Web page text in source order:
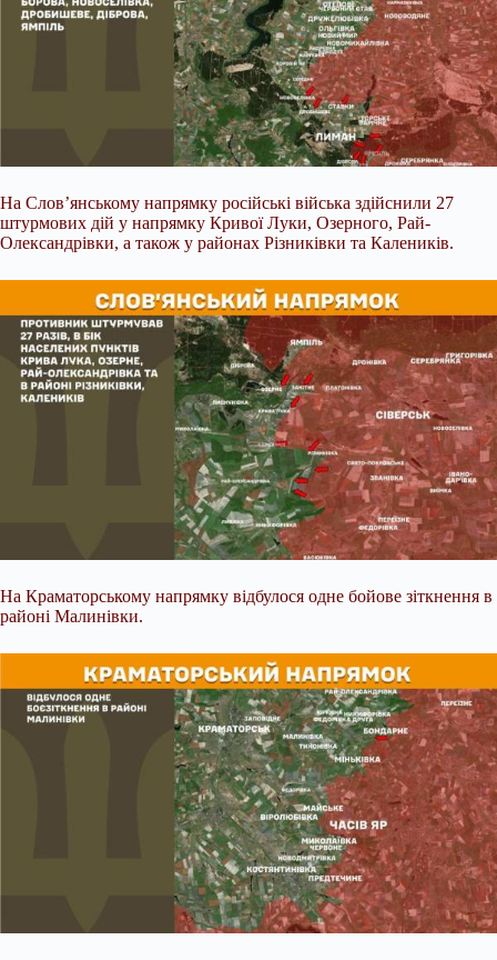
На Слов’янському напрямку російські війська здійснили 27
штурмових дій у напрямку Кривої Луки, Озерного, Рай-
Олександрівки, а також у районах Різниківки та Калеників.
На Краматорському напрямку відбулося одне бойове зіткнення в
районі Малинівки.